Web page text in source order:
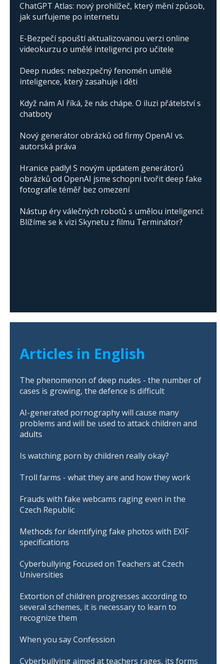
ChatGPT Atlas: nový prohlížeč, který mění způsob,
jak surfujeme po internetu
E-Bezpečí spouští aktualizovanou verzi online
videokurzu o umělé inteligenci pro učitele
Deep nudes: nebezpečný fenomén umělé
inteligence, který zasahuje i děti
Když nám AI říká, že nás chápe. O iluzi přátelství s
chatboty
Nový generátor obrázků od firmy OpenAI vs.
autorská práva
Hranice padly! S novým updatem generátorů
obrázků od OpenAI jsme schopni tvořit deep fake
fotografie téměř bez omezení
Nástup éry válečných robotů s umělou inteligencí:
Blížíme se k vizi Skynetu z filmu Terminátor?
Articles in English
The phenomenon of deep nudes - the number of
cases is growing, the defence is difficult
AI-generated pornography will cause many
problems and will be used to attack children and
adults
Is watching porn by children really okay?
Troll farms - what they are and how they work
Frauds with fake webcams raging even in the
Czech Republic
Methods for identifying fake photos with EXIF
specifications
Cyberbullying Focused on Teachers at Czech
Universities
Extortion of children progresses according to
several schemes, it is necessary to learn to
recognize them
When you say Confession
Cyberbullying aimed at teachers rages, its forms